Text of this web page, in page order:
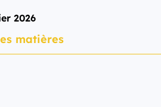
2026
matières